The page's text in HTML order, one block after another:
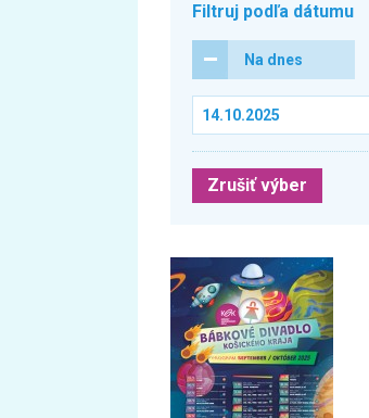
Filtruj podľa dátumu
Na dnes
Zrušiť výber